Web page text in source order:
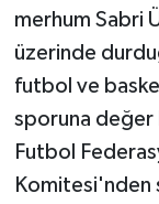
merhum Sabri
üzerinde
futbol ve
sporuna değer
Futbol
Komitesi'nden